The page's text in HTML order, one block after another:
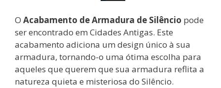
O Acabamento de Armadura de Silêncio pode
ser encontrado em Cidades Antigas. Este
acabamento adiciona um design único à sua
armadura, tornando-o uma ótima escolha para
aqueles que querem que sua armadura reflita a
natureza quieta e misteriosa do Silêncio.